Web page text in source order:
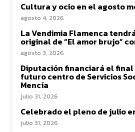
Cultura y ocio en el agosto
agosto 4, 2026
La Vendimia Flamenca
original de “El amor brujo”
agosto 3, 2026
Diputación financiará el
futuro centro de Servicios
Mencía
julio 31, 2026
Celebrado el pleno de julio
julio 31, 2026